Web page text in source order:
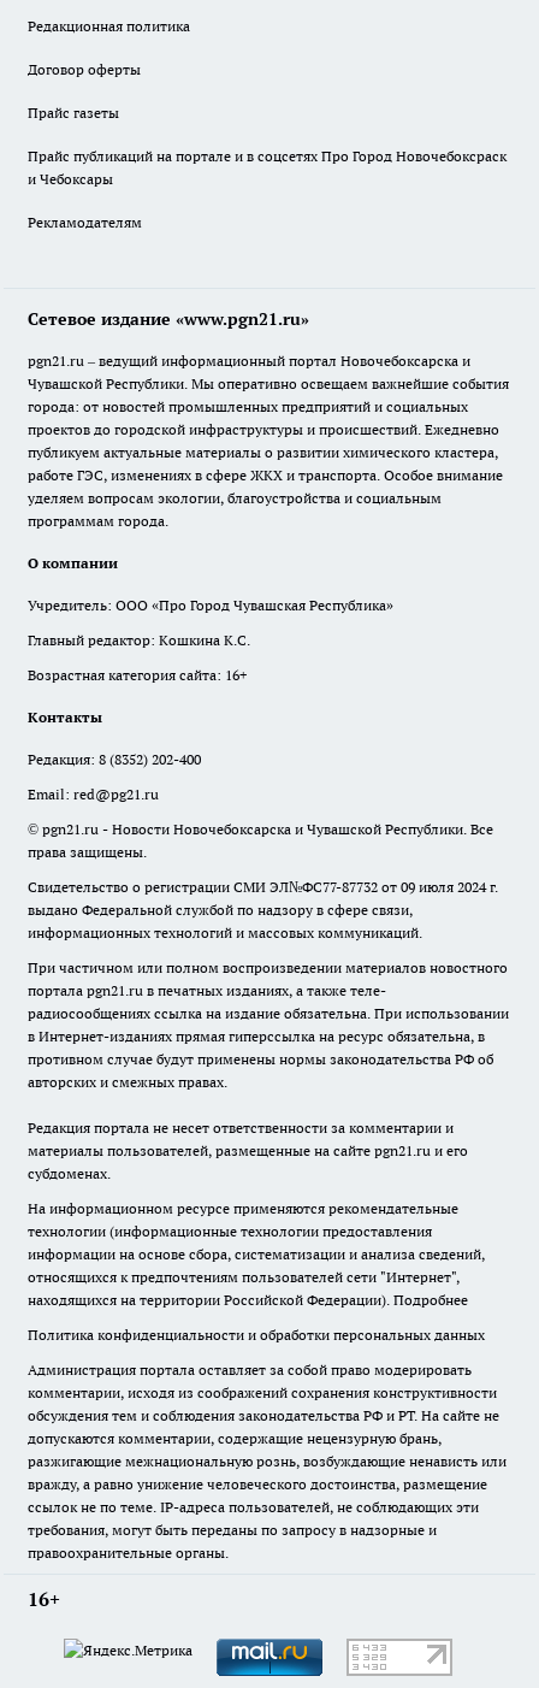
Редакционная политика
Договор оферты
Прайс газеты
Прайс публикаций на портале и в соцсетях Про Город Новочебоксраск
и Чебоксары
Рекламодателям
Сетевое издание «www.pgn21.ru»
pgn21.ru – ведущий информационный портал Новочебоксарска и
Чувашской Республики. Мы оперативно освещаем важнейшие события
города: от новостей промышленных предприятий и социальных
проектов до городской инфраструктуры и происшествий. Ежедневно
публикуем актуальные материалы о развитии химического кластера,
работе ГЭС, изменениях в сфере ЖКХ и транспорта. Особое внимание
уделяем вопросам экологии, благоустройства и социальным
программам города.
О компании
Учредитель: ООО «Про Город Чувашская Республика»
Главный редактор: Кошкина К.С.
Возрастная категория сайта: 16+
Контакты
Редакция: 8 (8352) 202-400
Email: red@pg21.ru
© pgn21.ru - Новости Новочебоксарска и Чувашской Республики. Все
права защищены.
Свидетельство о регистрации СМИ ЭЛ№ФС77-87732 от 09 июля 2024 г.
выдано Федеральной службой по надзору в сфере связи,
информационных технологий и массовых коммуникаций.
При частичном или полном воспроизведении материалов новостного
портала pgn21.ru в печатных изданиях, а также теле-
радиосообщениях ссылка на издание обязательна. При использовании
в Интернет-изданиях прямая гиперссылка на ресурс обязательна, в
противном случае будут применены нормы законодательства РФ об
авторских и смежных правах.
Редакция портала не несет ответственности за комментарии и
материалы пользователей, размещенные на сайте pgn21.ru и его
субдоменах.
На информационном ресурсе применяются рекомендательные
технологии (информационные технологии предоставления
информации на основе сбора, систематизации и анализа сведений,
относящихся к предпочтениям пользователей сети "Интернет",
находящихся на территории Российской Федерации). Подробнее
Политика конфиденциальности и обработки персональных данных
Администрация портала оставляет за собой право модерировать
комментарии, исходя из соображений сохранения конструктивности
обсуждения тем и соблюдения законодательства РФ и РТ. На сайте не
допускаются комментарии, содержащие нецензурную брань,
разжигающие межнациональную рознь, возбуждающие ненависть или
вражду, а равно унижение человеческого достоинства, размещение
ссылок не по теме. IP-адреса пользователей, не соблюдающих эти
требования, могут быть переданы по запросу в надзорные и
правоохранительные органы.
16+